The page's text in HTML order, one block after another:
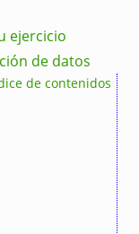
ejercicio
de datos
de contenidos